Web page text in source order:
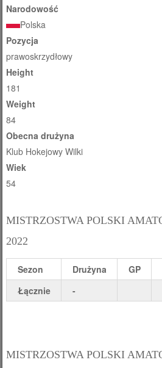
Narodowość
Polska
Pozycja
prawoskrzydłowy
Height
181
Weight
84
Obecna drużyna
Klub Hokejowy Wilki
Wiek
54
MISTRZOSTWA POLSKI
2022
Sezon Drużyna GP
Łącznie
-
MISTRZOSTWA POLSKI